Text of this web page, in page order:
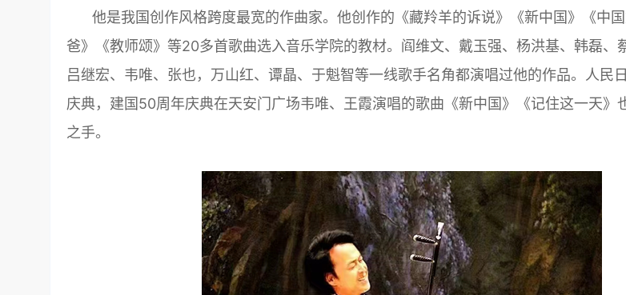
他是我国创作风格跨度最宽的作曲家。他创作的《藏羚羊的诉说》《新中国》《中
爸》《教师颂》等20多首歌曲选入音乐学院的教材。阎维文、戴玉强、杨洪基、韩磊、
吕继宏、韦唯、张也，万山红、谭晶、于魁智等一线歌手名角都演唱过他的作品。人民
庆典，建国50周年庆典在天安门广场韦唯、王霞演唱的歌曲《新中国》《记住这一天》
之手。